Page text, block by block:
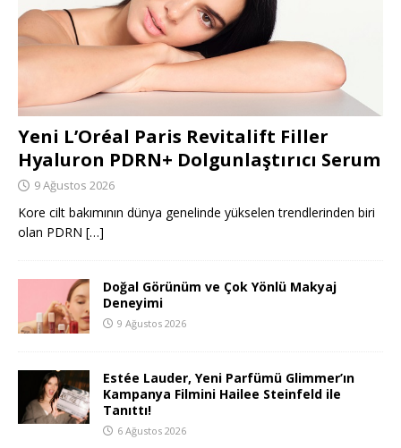
Yeni L’Oréal Paris Revitalift Filler
Hyaluron PDRN+ Dolgunlaştırıcı Serum
9 Ağustos 2026
Kore cilt bakımının dünya genelinde yükselen trendlerinden biri
olan PDRN […]
Doğal Görünüm ve Çok Yönlü Makyaj
Deneyimi
9 Ağustos 2026
Estée Lauder, Yeni Parfümü Glimmer’ın
Kampanya Filmini Hailee Steinfeld ile
Tanıttı!
6 Ağustos 2026